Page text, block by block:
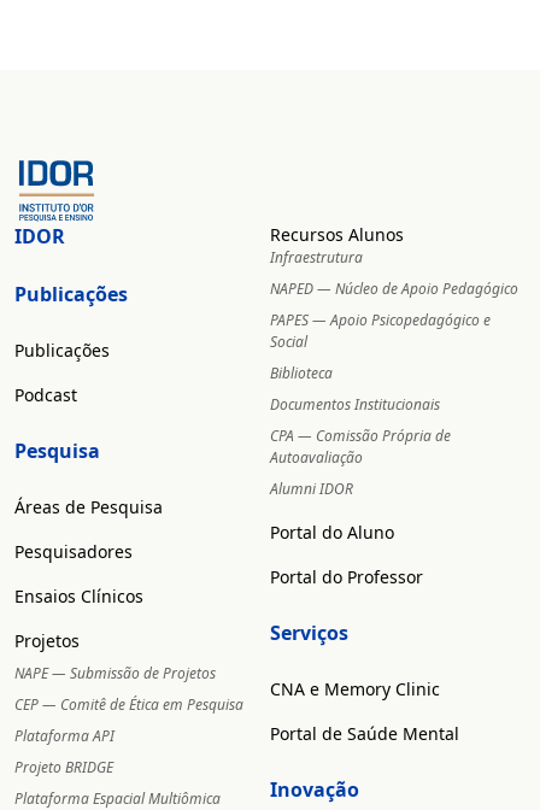
IDOR
Publicações
Publicações
Podcast
Pesquisa
Áreas de Pesquisa
Pesquisadores
Ensaios Clínicos
Projetos
NAPE — Submissão de Projetos
CEP — Comitê de Ética em Pesquisa
Plataforma API
Projeto BRIDGE
Plataforma Espacial Multiômica
Recursos Alunos
Infraestrutura
NAPED — Núcleo de Apoio Pedagógico
PAPES — Apoio Psicopedagógico e
Social
Biblioteca
Documentos Institucionais
CPA — Comissão Própria de
Autoavaliação
Alumni IDOR
Portal do Aluno
Portal do Professor
Serviços
CNA e Memory Clinic
Portal de Saúde Mental
Inovação